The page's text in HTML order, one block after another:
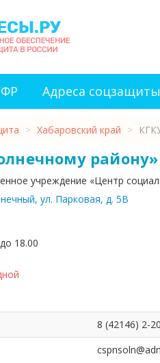
Адреса соцзащиты
> Хабаровский край >
району»
учреждение «Центр
ул. Парковая, д. 5В
18.00
8 (42146) 2-